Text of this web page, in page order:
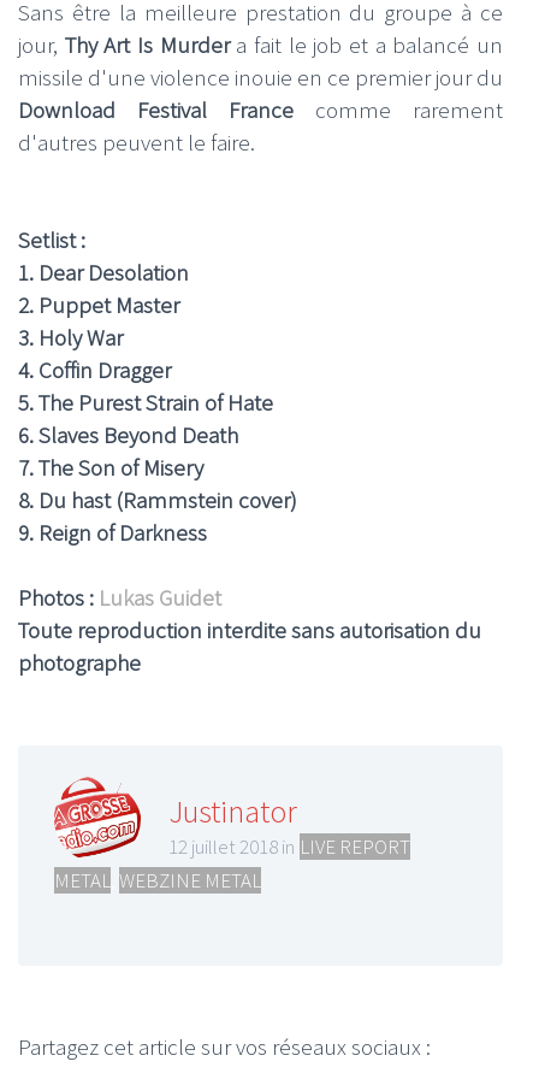
Sans être la meilleure prestation du groupe à ce
jour, Thy Art Is Murdera fait le job et a balancé un
missile d'une violence inouie en ce premier jour du
Download Festival France comme rarement
d'autres peuvent le faire.
Setlist :
1. Dear Desolation
2. Puppet Master
3. Holy War
4. Coffin Dragger
5. The Purest Strain of Hate
6. Slaves Beyond Death
7. The Son of Misery
8. Du hast (Rammstein cover)
9. Reign of Darkness
Photos : Lukas Guidet
Toute reproduction interdite sans autorisation du
photographe
Justinator
12 juillet 2018 in LIVE REPORT
METAL WEBZINE METAL
Partagez cet article sur vos réseaux sociaux :